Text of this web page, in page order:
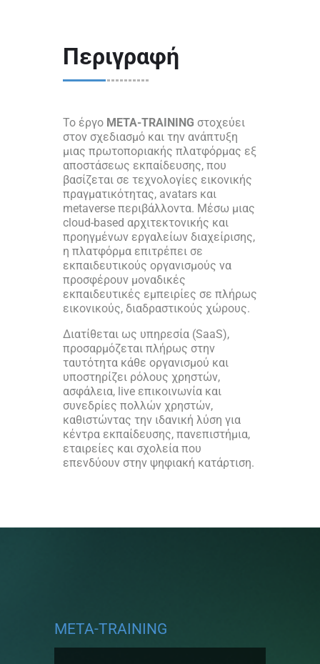
Περιγραφή
Το έργο META-TRAINING στοχεύει
στον σχεδιασμό και την ανάπτυξη
μιας πρωτοποριακής πλατφόρμας εξ
αποστάσεως εκπαίδευσης, που
βασίζεται σε τεχνολογίες εικονικής
πραγματικότητας, avatars και
metaverse περιβάλλοντα. Μέσω μιας
cloud-based αρχιτεκτονικής και
προηγμένων εργαλείων διαχείρισης,
η πλατφόρμα επιτρέπει σε
εκπαιδευτικούς οργανισμούς να
προσφέρουν μοναδικές
εκπαιδευτικές εμπειρίες σε πλήρως
εικονικούς, διαδραστικούς χώρους.
Διατίθεται ως υπηρεσία (SaaS),
προσαρμόζεται πλήρως στην
ταυτότητα κάθε οργανισμού και
υποστηρίζει ρόλους χρηστών,
ασφάλεια, live επικοινωνία και
συνεδρίες πολλών χρηστών,
καθιστώντας την ιδανική λύση για
κέντρα εκπαίδευσης, πανεπιστήμια,
εταιρείες και σχολεία που
επενδύουν στην ψηφιακή κατάρτιση.
META-TRAINING